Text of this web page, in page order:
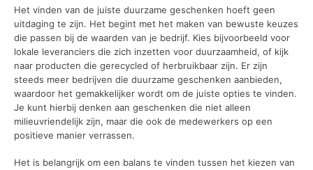
Het vinden van de juiste duurzame geschenken hoeft geen
uitdaging te zijn. Het begint met het maken van bewuste keuzes
die passen bij de waarden van je bedrijf. Kies bijvoorbeeld voor
lokale leveranciers die zich inzetten voor duurzaamheid, of kijk
naar producten die gerecycled of herbruikbaar zijn. Er zijn
steeds meer bedrijven die duurzame geschenken aanbieden,
waardoor het gemakkelijker wordt om de juiste opties te vinden.
Je kunt hierbij denken aan geschenken die niet alleen
milieuvriendelijk zijn, maar die ook de medewerkers op een
positieve manier verrassen.
Het is belangrijk om een balans te vinden tussen het kiezen van